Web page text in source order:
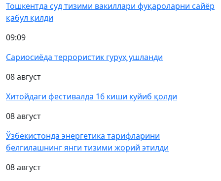
Тошкентда суд тизими вакиллари фуқароларни сайёр
қабул қилди
09:09
Сариосиёда террористик гуруҳ ушланди
08 август
Хитойдаги фестивалда 16 киши куйиб қолди
08 август
Ўзбекистонда энергетика тарифларини
белгилашнинг янги тизими жорий этилди
08 август